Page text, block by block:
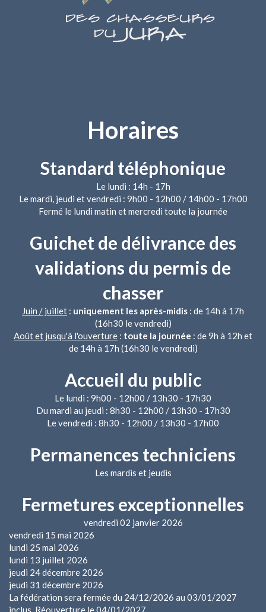
Horaires
Standard téléphonique
Le lundi : 14h - 17h
Le mardi, jeudi et vendredi : 9h00 - 12h00 / 14h00 - 17h00
Fermé le lundi matin et mercredi toute la journée
Guichet de délivrance des
validations du permis de
chasser
Juin / juillet : uniquement les après-midis : de 14h à 17h
(16h30 le vendredi)
Août et jusqu'à l'ouverture : toute la journée : de 9h à 12h et
de 14h à 17h (16h30 le vendredi)
Accueil du public
Le lundi : 9h00 - 12h00 / 13h30 - 17h30
Du mardi au jeudi : 8h30 - 12h00 / 13h30 - 17h30
Le vendredi : 8h30 - 12h00 / 13h30 - 17h00
Permanences techniciens
Les mardis et jeudis
Fermetures exceptionnelles
vendredi 02 janvier 2026
vendredi 15 mai 2026
lundi 25 mai 2026
lundi 13 juillet 2026
jeudi 24 décembre 2026
jeudi 31 décembre 2026
La fédération sera fermée du 24/12/2026 au 03/01/2027
inclus. Réouverture le 04/01/2027.